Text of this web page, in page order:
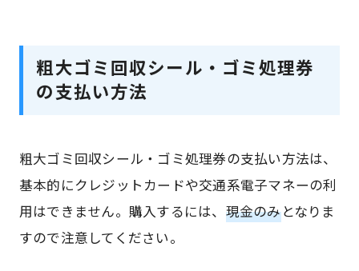
粗大ゴミ回収シール・ゴミ処理券
の支払い方法
粗大ゴミ回収シール・ゴミ処理券の支払い方法は、
基本的にクレジットカードや交通系電子マネーの利
用はできません。購入するには、 現金のみとなりま
すので注意してください。